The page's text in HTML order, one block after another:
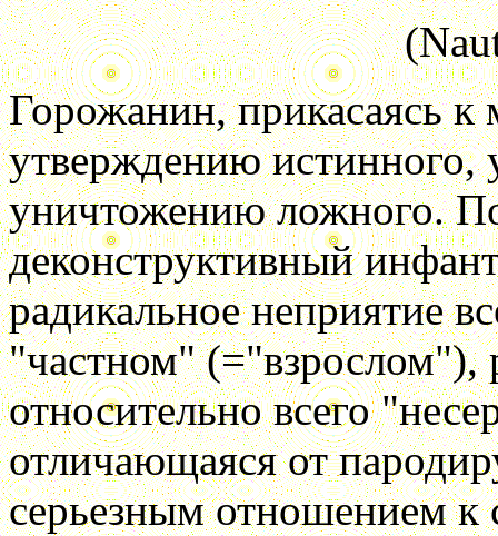
Горожанин, прикасаясь к
утверждению истинного,
уничтожению ложного.
деконструктивный
радикальное неприятие
"частном"
относительно всего
отличающаяся от
серьезным отношением к